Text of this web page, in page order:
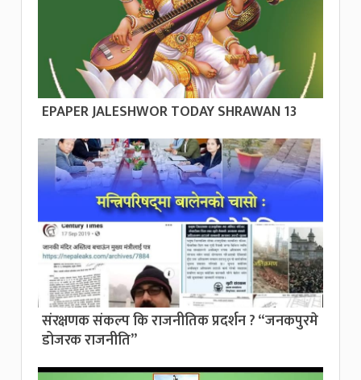
EPAPER JALESHWOR TODAY SHRAWAN 13
संरक्षणक संकल्प कि राजनीतिक प्रदर्शन ? “जनकपुरमे
डोजरक राजनीति”